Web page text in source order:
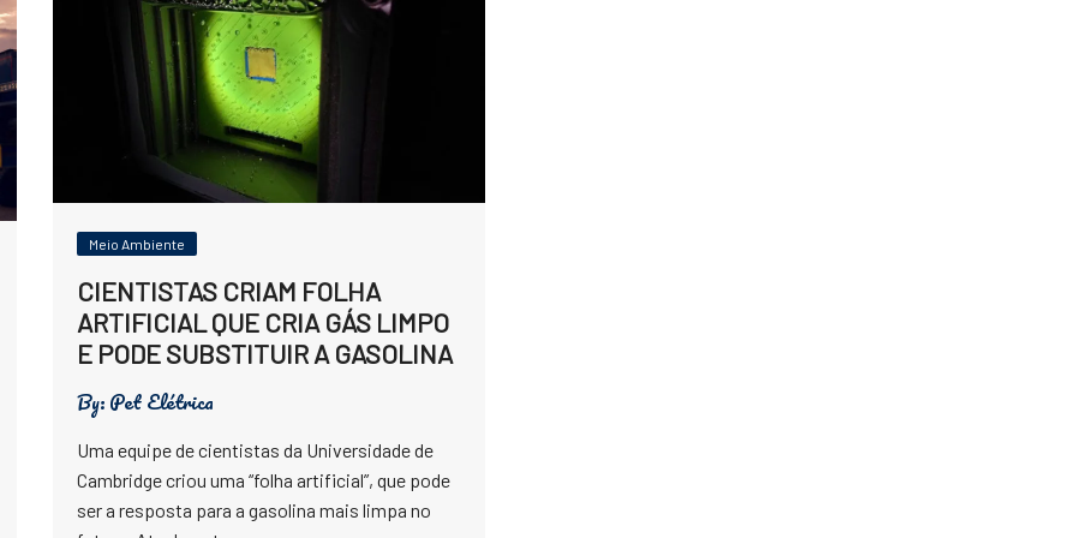
Meio Ambiente
CIENTISTAS CRIAM FOLHA
ARTIFICIAL QUE CRIA GÁS LIMPO
E PODE SUBSTITUIR A GASOLINA
By:Pet Elétrica
Uma equipe de cientistas da Universidade de
Cambridge criou uma “folha artificial”, que pode
ser a resposta para a gasolina mais limpa no